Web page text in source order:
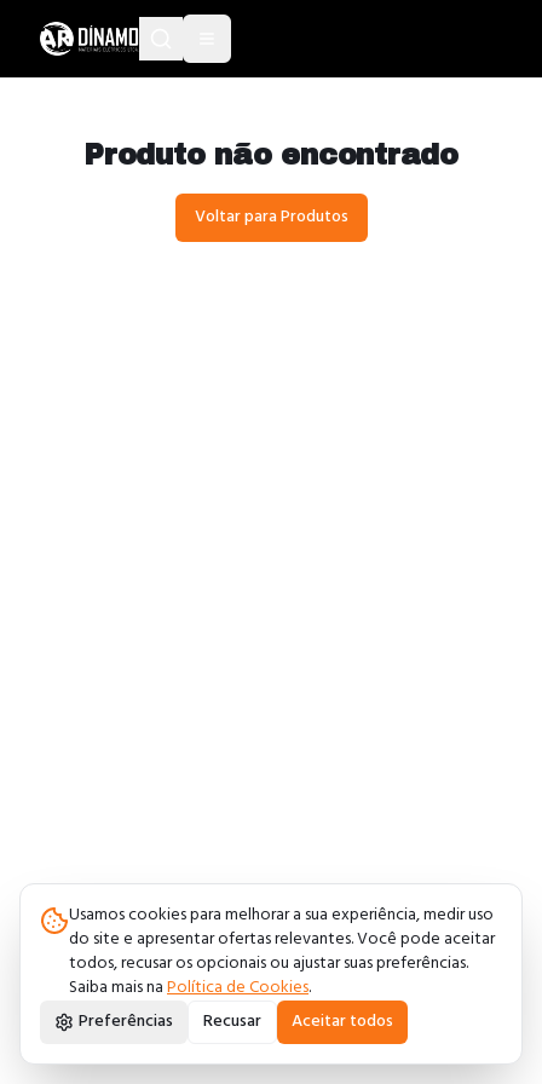
Produto não encontrado
Voltar para Produtos
Usamos cookies para melhorar a sua experiência, medir uso
do site e apresentar ofertas relevantes. Você pode aceitar
todos, recusar os opcionais ou ajustar suas preferências.
Saiba mais naPolítica de Cookies.
Preferências
Recusar Aceitar todos